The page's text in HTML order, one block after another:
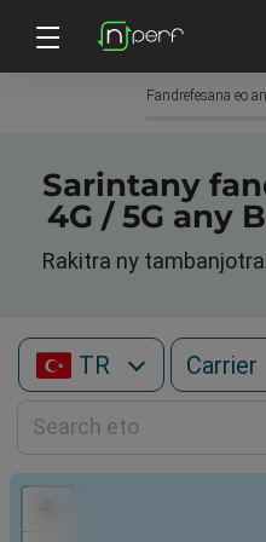
Fandrefesana eo
Sarintany
4G / 5G any
Rakitra ny
TR